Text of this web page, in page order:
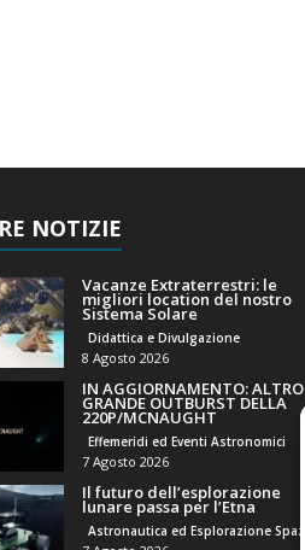
NOTIZIE
Vacanze Extraterrestri: le
migliori location del nostro
Sistema Solare
Didattica e Divulgazione
8 Agosto 2026
IN AGGIORNAMENTO: ALTRO
GRANDE OUTBURST DELLA
220P/MCNAUGHT
Effemeridi ed Eventi Astronomici
7 Agosto 2026
Il futuro dell’esplorazione
lunare passa per l’Etna